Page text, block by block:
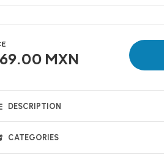
MXN
DESCRIPTION
CATEGORIES